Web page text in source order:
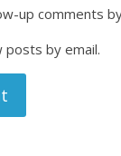
up comments
posts by email.